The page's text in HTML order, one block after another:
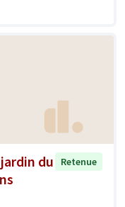
du
Retenue